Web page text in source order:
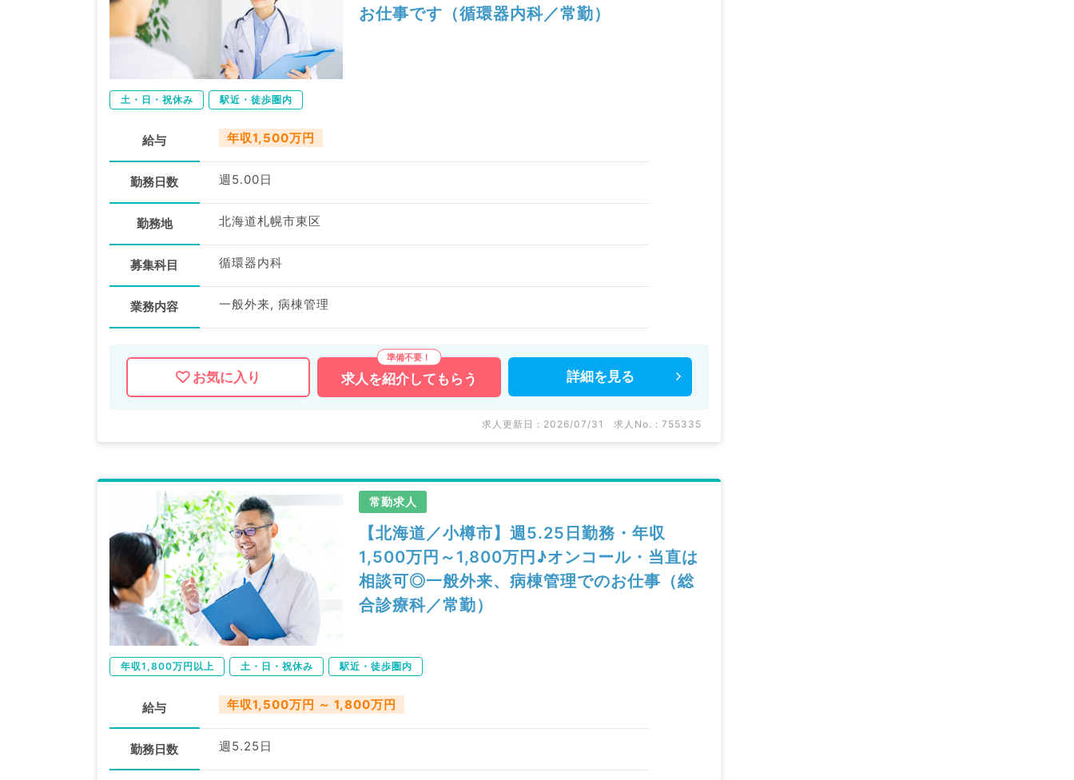
お仕事です（循環器内科／常勤）
土・日・祝休み 駅近・徒歩圏内
給与 年収1,500万円
勤務日数 週5.00日
勤務地 北海道札幌市東区
募集科目 循環器内科
業務内容 一般外来, 病棟管理
お気に入り 求人を紹介してもらう 詳細を 見る
求人更新日 : 2026/07/31 求人No. : 755335
常勤求人
【北海道／小樽市】週5.25日勤務・年収
1,500万円～1,800万円♪オンコール・当直は
相談可◎一般外来、病棟管理でのお仕事（総
合診療科／常勤）
年収1,800万円以上 土・日・祝休み 駅近・徒歩圏内
給与 年収1,500万円 ～ 1,800万円
勤務日数 週5.25日